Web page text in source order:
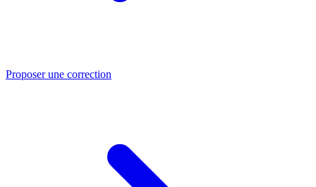
Proposer une correction